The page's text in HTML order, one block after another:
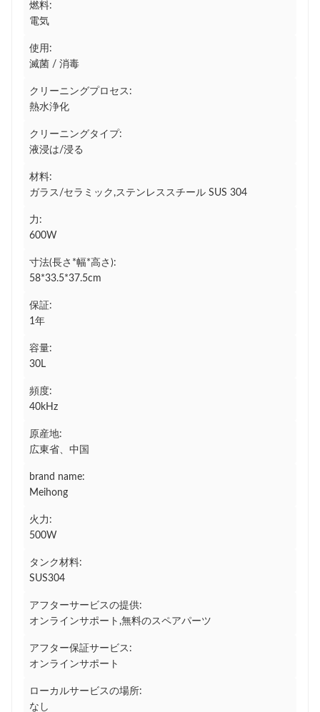
燃料:
電気
使用:
滅菌 / 消毒
クリーニングプロセス:
熱水浄化
クリーニングタイプ:
液浸は/浸る
材料:
ガラス/セラミック,ステンレススチール SUS 304
力:
600W
寸法(長さ*幅*高さ):
58*33.5*37.5cm
保証:
1年
容量:
30L
頻度:
40kHz
原産地:
広東省、中国
brand name:
Meihong
火力:
500W
タンク材料:
SUS304
アフターサービスの提供:
オンラインサポート,無料のスペアパーツ
アフター保証サービス:
オンラインサポート
ローカルサービスの場所:
なし